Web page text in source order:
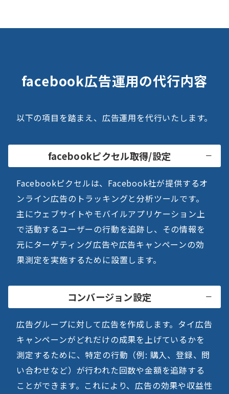
facebook広告運用の代行内容
以下の項目を踏まえ、広告運用を代行いたします。
facebookピクセル取得/設定
Facebookピクセルは、Facebook社が提供するオ
ンライン広告のトラッキングと分析ツールです。
主にウェブサイトやモバイルアプリケーション上
で活動するユーザーの行動を追跡し、その情報を
元にターゲティング広告や広告キャンペーンの効
果測定を実施するために設置します。
コンバージョン設定
広告グループに対して広告を作成します。タイ広告
キャンペーンがどれだけの成果を上げているかを
測定するために、特定の行動（例: 購入、登録、問
い合わせなど）が行われた回数や金額を追跡する
ことができます。これにより、広告の効果や収益性